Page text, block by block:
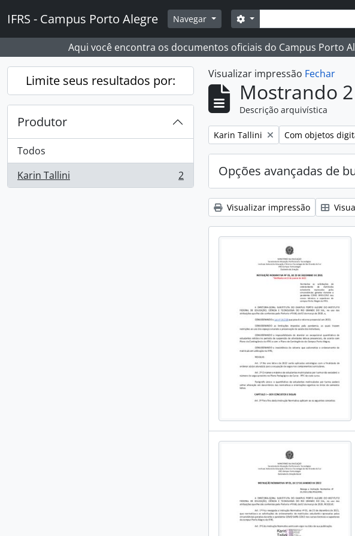
IFRS - Campus Porto Alegre Navegar Buscar
Opções de busca
Aqui você encontra os documentos oficiais do Campus Porto
Limite seus resultados por:
Produtor
Todos
Karin Tallini
, 2 resultados 2
Visualizar impressão Fechar
Mostrando
Descrição arquivística
Remover filtro:
Karin Tallini Remover filtro:
Com objetos
Opções avançadas de
Visualizar impressão